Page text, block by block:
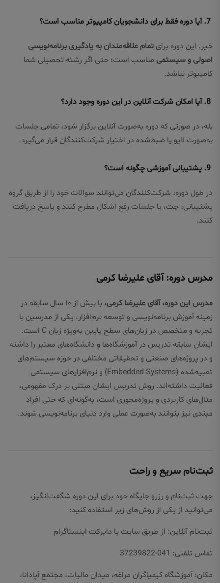
خیر. این دوره برای تمام علاقه‌مندان به یادگیری برنامه‌نویسی
اصولی و سیستمی مناسب است؛ حتی اگر رشته تحصیلی شما
کامپیوتر نباشد.
بله، در صورتی که دوره به‌صورت آنلاین برگزار شود، تمامی جلسات
به‌صورت لایو یا ضبط‌شده در اختیار شرکت‌کنندگان قرار می‌گیرد.
در طول دوره، شرکت‌کنندگان می‌توانند سوالات خود را از طریق گروه
پشتیبانی، چت، یا جلسات رفع اشکال مطرح کنند و پاسخ دریافت
کنند.
مدرس دوره: آقای علیرضا کرمی
مدرس این دوره، آقای علیرضا کرمی،
با بیش از ۱۰ سال سابقه در
زمینه آموزش برنامه‌نویسی و توسعه نرم‌افزار، یکی از مدرسین با
تجربه و متخصص در زبان‌های سطح پایین به‌ویژه زبان C است.
ایشان سابقه تدریس در آموزشگاه‌ها و دانشگاه‌های معتبر را داشته
و در پروژه‌های صنعتی و تحقیقاتی مختلفی در حوزه سیستم‌های
تعبیه‌شده (Embedded Systems) و نرم‌افزارهای سیستمی
فعالیت داشته‌اند. روش تدریس ایشان مبتنی بر درک مفهومی،
مثال‌های کاربردی و پروژه‌محوری است، به‌گونه‌ای که حتی افراد
مبتدی نیز بتوانند به‌صورت عملی وارد دنیای برنامه‌نویسی شوند.
ثبت‌نام سریع و راحت
جهت ثبت‌نام و رزرو جایگاه خود برای این دوره شگفت‌انگیز،
می‌توانید از یکی از روش‌های زیر استفاده کنید:
ثبت‌نام آنلاین: از طریق سایت یا دایرکت اینستاگرام
تماس تلفنی: 041-37239822
مکان: آموزشگاه کیمیاگران مراغه، میدان مالیات، مجتمع آپادانا،